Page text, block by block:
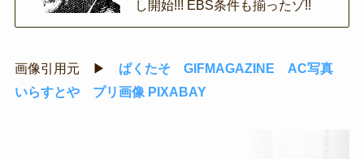
し開始!!! EBS条件も揃ったゾ!!
画像引用元 ▶ ぱくたそ GIFMAGAZINE
AC写真
いらすとや
プリ画像 PIXABAY